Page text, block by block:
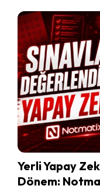
Yerli Yapay
Dönem: